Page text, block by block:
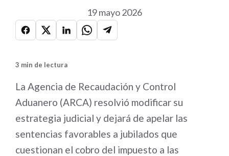
19 mayo 2026
3 min de lectura
La Agencia de Recaudación y Control
Aduanero (ARCA) resolvió modificar su
estrategia judicial y dejará de apelar las
sentencias favorables a jubilados que
cuestionan el cobro del impuesto a las